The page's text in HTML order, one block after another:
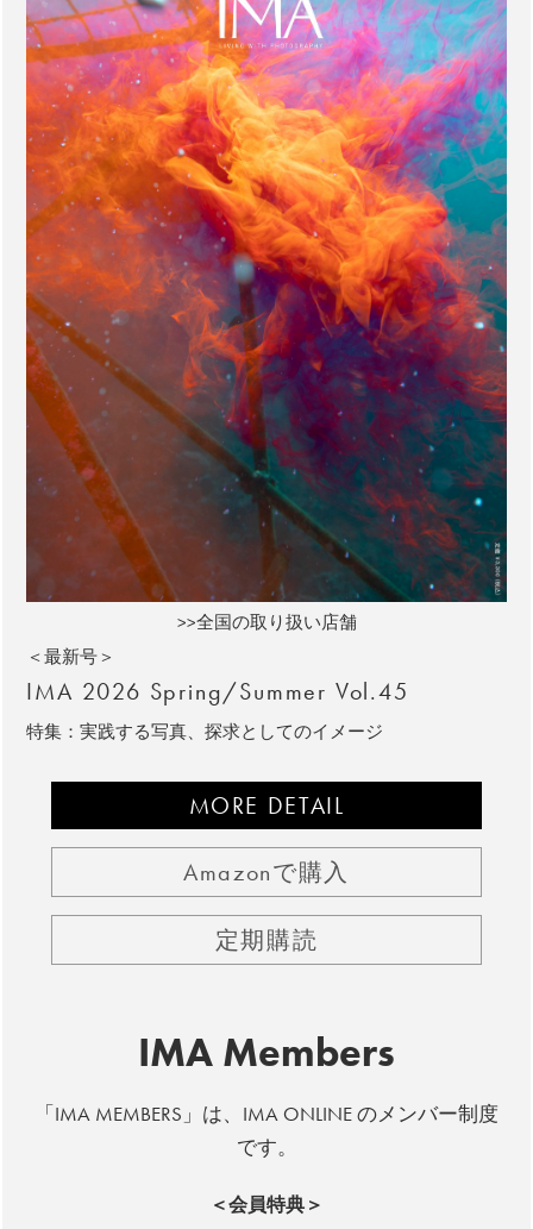
>>全国の取り扱い店舗
＜最新号＞
IMA 2026 Spring/Summer Vol.45
特集：実践する写真、探求としてのイメージ
MORE DETAIL
Amazonで購入
定期購読
IMA Members
「IMA MEMBERS」は、IMA ONLINE のメンバー制度
です。
＜会員特典＞